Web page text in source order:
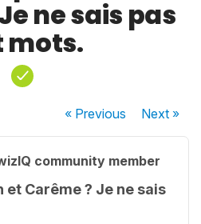
ne sais pas
mots.
« Previous Next»
community member
et Carême ? Je ne sais